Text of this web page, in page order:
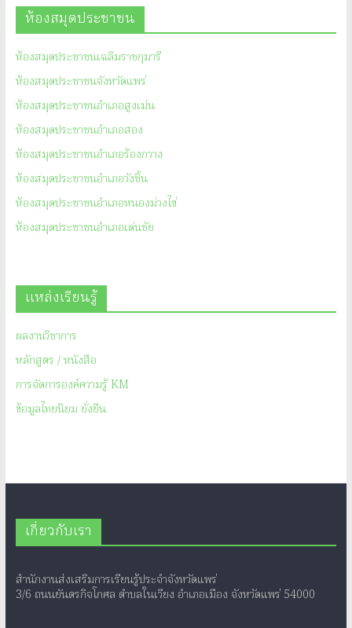
ห้องสมุดประชาชน
ห้องสมุดประชาชนเฉลิมราชกุมารี
ห้องสมุดประชาชนจังหวัดแพร่
ห้องสมุดประชาชนอำเภอสูงเม่น
ห้องสมุดประชาชนอำเภอสอง
ห้องสมุดประชาชนอำเภอร้องกวาง
ห้องสมุดประชาชนอำเภอวังชิ้น
ห้องสมุดประชาชนอำเภอหนองม่วงไข่
ห้องสมุดประชาชนอำเภอเด่นชัย
แหล่งเรียนรู้
ผลงานวิชาการ
หลักสูตร / หนังสือ
การจัดการองค์ความรู้ KM
ข้อมูลไทยนิยม ยั่งยืน
เกี่ยวกับเรา
สำนักงานส่งเสริมการเรียนรู้ประจำจังหวัดแพร่
3/6 ถนนยันตรกิจโกศล ตำบลในเวียง อำเภอเมือง จังหวัดแพร่ 54000